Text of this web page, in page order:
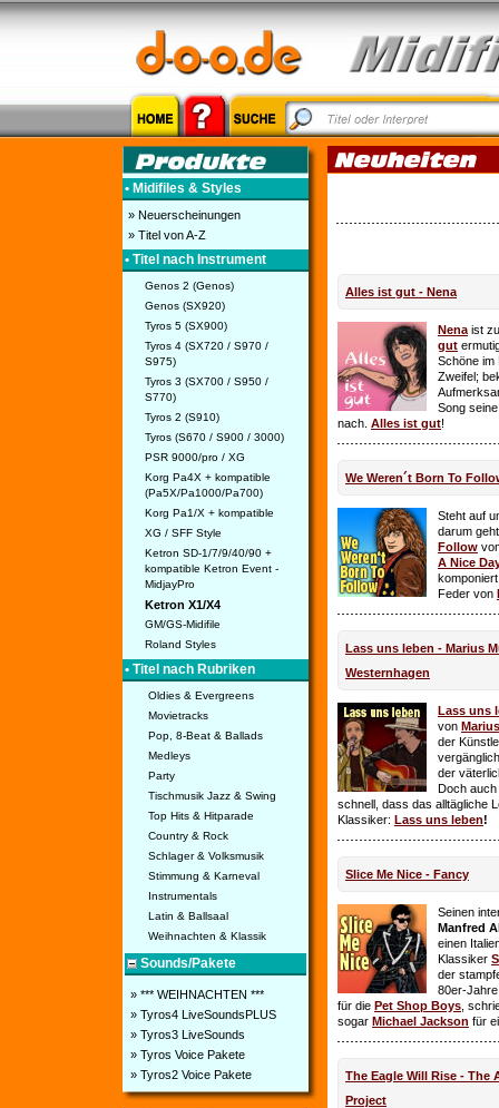
• Midifiles & Styles
» Neuerscheinungen
» Titel von A-Z
• Titel nach Instrument
Genos 2 (Genos)
Genos (SX920)
Tyros 5 (SX900)
Tyros 4 (SX720 / S970 /
S975)
Tyros 3 (SX700 / S950 /
S770)
Tyros 2 (S910)
Tyros (S670 / S900 / 3000)
PSR 9000/pro / XG
Korg Pa4X + kompatible
(Pa5X/Pa1000/Pa700)
Korg Pa1/X + kompatible
XG / SFF Style
Ketron SD-1/7/9/40/90 +
kompatible Ketron Event -
MidjayPro
Ketron X1/X4
GM/GS-Midifile
Roland Styles
• Titel nach Rubriken
Oldies & Evergreens
Movietracks
Pop, 8-Beat & Ballads
Medleys
Party
Tischmusik Jazz & Swing
Top Hits & Hitparade
Country & Rock
Schlager & Volksmusik
Stimmung & Karneval
Instrumentals
Latin & Ballsaal
Weihnachten & Klassik
Sounds/Pakete
» *** WEIHNACHTEN ***
» Tyros4 LiveSoundsPLUS
» Tyros3 LiveSounds
» Tyros Voice Pakete
» Tyros2 Voice Pakete
Alles ist gut - Nena
Nena ist
gut
Schöne im
Zweifel;
Song
nach. Alles ist gut!
We Weren´t Born To
Steht auf
darum
Follow
A Nice
Feder von
Lass uns leben - Marius
Westernhagen
Lass uns
von
der
der
Doch auch
schnell, dass das alltägliche
Klassiker: Lass uns leben!
Slice Me Nice - Fancy
Seinen
Manfred
einen
Klassiker
der
80er-
für die Pet Shop Boys ,
sogar Michael Jackson für
The Eagle Will Rise - The
Project